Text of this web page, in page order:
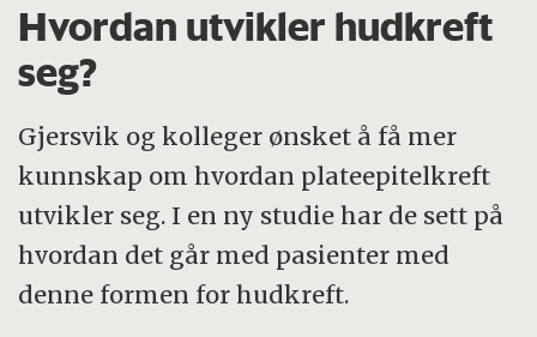
Hvordan utvikler hudkreft
seg?
Gjersvik og kolleger ønsket å få mer
kunnskap om hvordan plateepitelkreft
utvikler seg. I en ny studie har de sett på
hvordan det går med pasienter med
denne formen for hudkreft.